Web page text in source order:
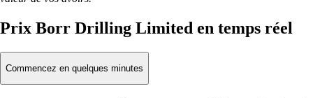
Prix Borr Drilling Limited en temps réel
Commencez en quelques minutes